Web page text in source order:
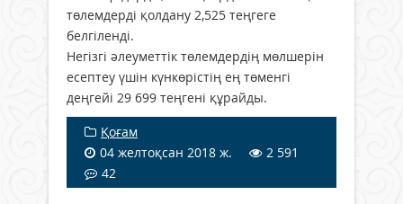
төлемдерді қолдану 2,525 теңгеге
белгіленді.
Негізгі әлеуметтік төлемдердің мөлшерін
есептеу үшін күнкөрістің ең төменгі
деңгейі 29 699 теңгені құрайды.
Қоғам
04 желтоқсан 2018 ж.
2 591
42